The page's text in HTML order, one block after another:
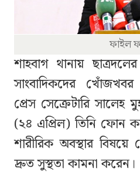
ফাইল
শাহবাগ থানায়
সাংবাদিকদের খোঁজখবর
প্রেস সেক্রেটারি সালেহ
(২৪ এপ্রিল) তিনি ফোন
শারীরিক অবস্থার
দ্রুত সুস্থতা কামনা করেন।